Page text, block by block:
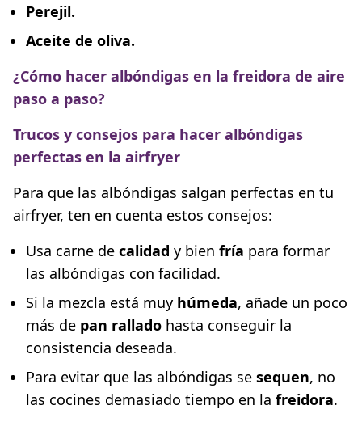
Perejil.
Aceite de oliva.
¿Cómo hacer albóndigas en la freidora de aire
paso a paso?
Trucos y consejos para hacer albóndigas
perfectas en la airfryer
Para que las albóndigas salgan perfectas en tu
airfryer, ten en cuenta estos consejos:
Usa carne de calidad y bien fría para formar
las albóndigas con facilidad.
Si la mezcla está muy húmeda, añade un poco
más de pan rallado hasta conseguir la
consistencia deseada.
Para evitar que las albóndigas se sequen, no
las cocines demasiado tiempo en la freidora.